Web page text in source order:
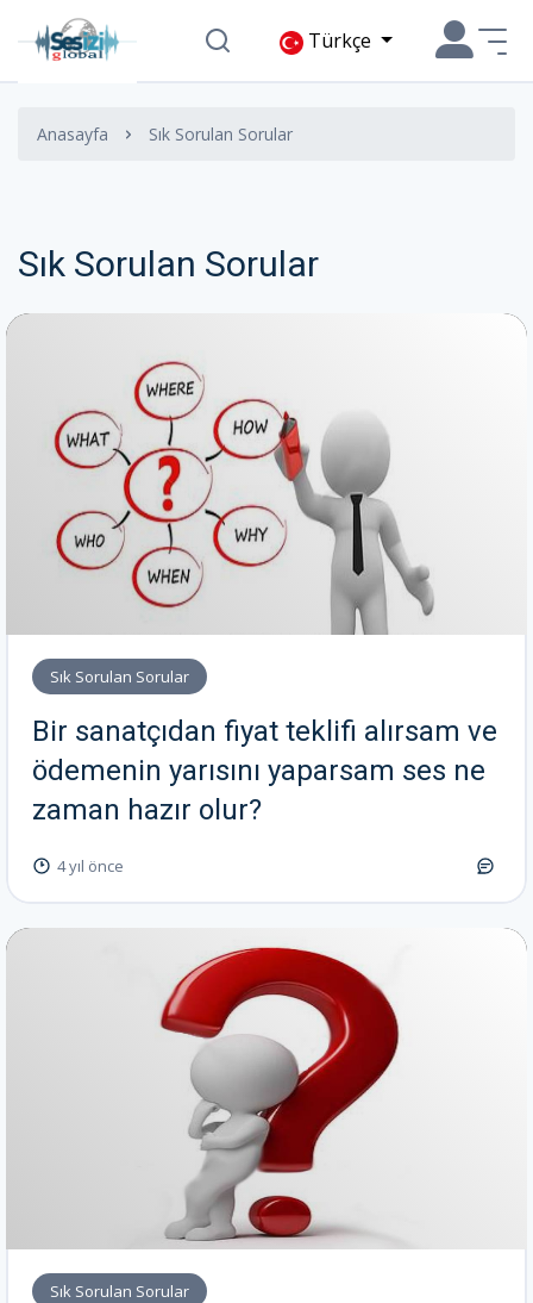
Türkçe
Anasayfa Sık Sorulan Sorular
Sık Sorulan Sorular
Sık Sorulan Sorular
Bir sanatçıdan fiyat teklifi alırsam ve
ödemenin yarısını yaparsam ses ne
zaman hazır olur?
4 yıl önce
Sık Sorulan Sorular